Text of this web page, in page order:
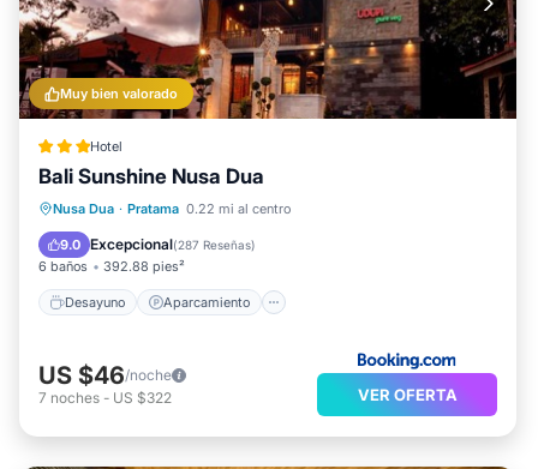
Muy bien valorado
Hotel
Bali Sunshine Nusa Dua
Nusa Dua · Pratama 0.22 mi al centro
9.0 Excepcional(287 Reseñas)
6 baños 392.88 pies²
Desayuno Aparcamiento
Desayuno Aparcamiento
Balcón/Terraza
US $46/noche
7 noches - US $322 VER OFERTA